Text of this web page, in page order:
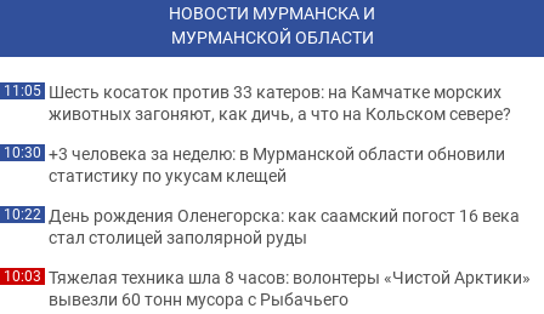
НОВОСТИ МУРМАНСКА И
МУРМАНСКОЙ ОБЛАСТИ
11:05 Шесть косаток против 33 катеров: на Камчатке морских
животных загоняют, как дичь, а что на Кольском севере?
10:30 +3 человека за неделю: в Мурманской области обновили
статистику по укусам клещей
10:22 День рождения Оленегорска: как саамский погост 16 века
стал столицей заполярной руды
10:03 Тяжелая техника шла 8 часов: волонтеры «Чистой Арктики»
вывезли 60 тонн мусора с Рыбачьего